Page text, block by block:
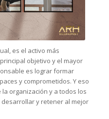
es el activo más
objetivo y el mayor
es lograr formar
y comprometidos. Y eso
organización y a todos los
y retener al mejor